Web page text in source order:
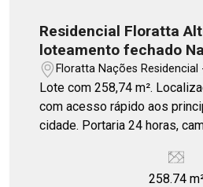
Residencial Floratta
loteamento fechado
Floratta Nações Residencial
Lote com 258,74 m².
com acesso rápido aos
cidade. Portaria 24 horas,
258.74